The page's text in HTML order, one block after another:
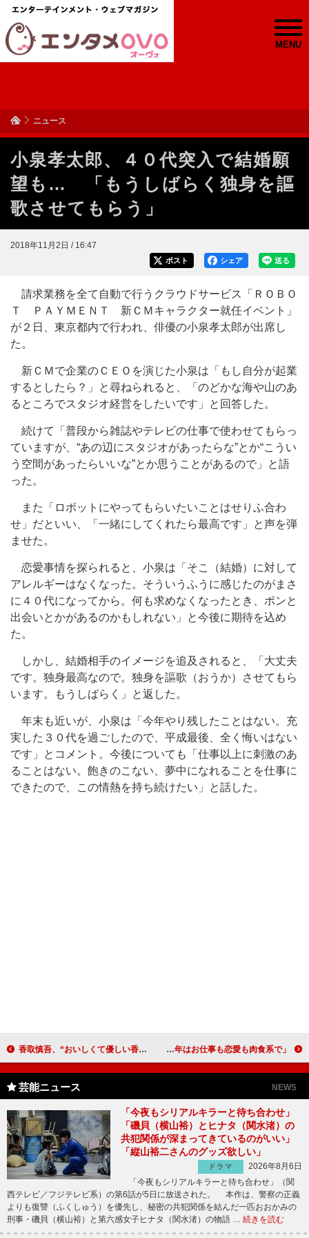
MENU
ニュース
小泉孝太郎、４０代突入で結婚願
望も… 「もうしばらく独身を謳
歌させてもらう」
2018年11月2日 / 16:47
送る
シェア
ポスト
請求業務を全て自動で行うクラウドサービス「ＲＯＢＯ
Ｔ ＰＡＹＭＥＮＴ 新ＣＭキャラクター就任イベント」
が２日、東京都内で行われ、俳優の小泉孝太郎が出席し
た。
新ＣＭで企業のＣＥＯを演じた小泉は「もし自分が起業
するとしたら？」と尋ねられると、「のどかな海や山のあ
るところでスタジオ経営をしたいです」と回答した。
続けて「普段から雑誌やテレビの仕事で使わせてもらっ
ていますが、“あの辺にスタジオがあったらな”とか“こうい
う空間があったらいいな”とか思うことがあるので」と語
った。
また「ロボットにやってもらいたいことはせりふ合わ
せ」だといい、「一緒にしてくれたら最高です」と声を弾
ませた。
恋愛事情を探られると、小泉は「そこ（結婚）に対して
アレルギーはなくなった。そういうふうに感じたのがまさ
に４０代になってから。何も求めなくなったとき、ポンと
出会いとかがあるのかもしれない」と今後に期待を込め
た。
しかし、結婚相手のイメージを追及されると、「大丈夫
です。独身最高なので。独身を謳歌（おうか）させてもら
います。もうしばらく」と返した。
年末も近いが、小泉は「今年やり残したことはない。充
実した３０代を過ごしたので、平成最後、全く悔いはない
です」とコメント。今後についても「仕事以上に刺激のあ
ることはない。飽きのこない、夢中になれることを仕事に
できたので、この情熱を持ち続けたい」と話した。
香取慎吾、“おいしくて優しい香港”をＰＲ 現地で壁画制作「皆さんとつながっている」 山崎真実、新婚の杉原杏璃は「うらやましい」 「来年はお仕事も恋愛も肉食系で」
芸能ニュース NEWS
「今夜もシリアルキラーと待ち合わせ」
「磯貝（横山裕）とヒナタ（関水渚）の
共犯関係が深まってきているのがいい」
「縦山裕二さんのグッズ欲しい」
ドラマ
2026年8月6日
「今夜もシリアルキラーと待ち合わせ」（関
西テレビ／フジテレビ系）の第6話が5日に放送された。 本作は、警察の正義
よりも復讐（ふくしゅう）を優先し、秘密の共犯関係を結んだ一匹おおかみの
刑事・磯貝（横山裕）と第六感女子ヒナタ（関水渚）の物語 … 続きを読む